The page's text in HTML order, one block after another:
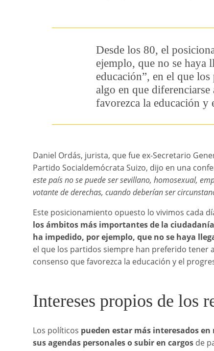
Desde los 80, el
ejemplo, que no se haya
educación”, en el que
algo en que diferenciarse
favorezca la educación y
Daniel Ordás, jurista, que fue ex-Secretario
Partido Socialdemócrata Suizo, dijo en una
este país no se puede ser sevillano, homosexual,
votante de derechas, cuando deberían ser
Este posicionamiento opuesto lo vivimos cada
los ámbitos más importantes de la ciudadanía
ha impedido, por ejemplo, que no se haya
el que los partidos siempre han preferido tener
consenso que favorezca la educación y el
Intereses propios de los
Los políticos pueden estar más interesados
sus agendas personales o subir en cargos de